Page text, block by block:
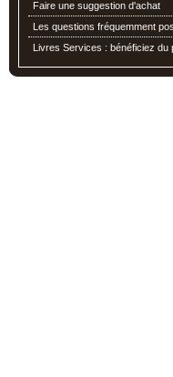
Faire une suggestion d'achat
Les questions fréquemment
Livres Services : bénéficiez du